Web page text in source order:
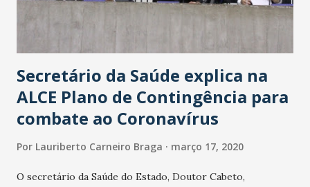
Secretário da Saúde explica na
ALCE Plano de Contingência para
combate ao Coronavírus
Por Lauriberto Carneiro Braga março 17, 2020
O secretário da Saúde do Estado, Doutor Cabeto,